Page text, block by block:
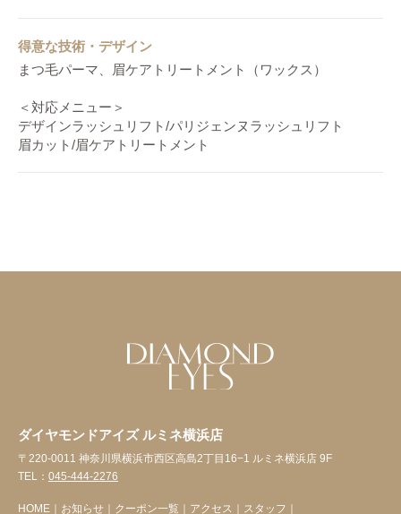
得意な技術・デザイン
まつ毛パーマ、眉ケアトリートメント（ワックス）
＜対応メニュー＞
デザインラッシュリフト/パリジェンヌラッシュリフト
眉カット/眉ケアトリートメント
ダイヤモンドアイズ ルミネ横浜店
〒220-0011 神奈川県横浜市西区高島2丁目16−1 ルミネ横浜店 9F
TEL： 045-444-2276
HOME ｜ お知らせ ｜ クーポン一覧 ｜ アクセス ｜ スタッフ ｜